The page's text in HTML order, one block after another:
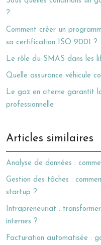
?
Comment créer un
sa certification ISO 9001 ?
Le rôle du SMAS dans les
Quelle assurance véhicule
Le gaz en citerne garantit
professionnelle
Articles similaires
Analyse de données :
Gestion des tâches :
startup ?
Intrapreneuriat :
internes ?
Facturation automatisée :